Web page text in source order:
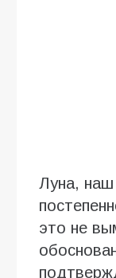
Луна, наш
это не